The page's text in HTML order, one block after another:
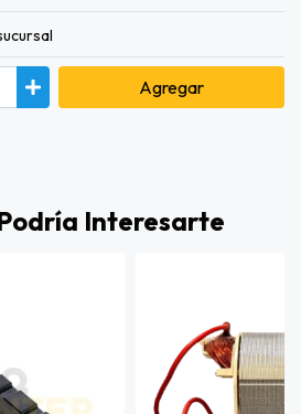
Agregar
Interesarte